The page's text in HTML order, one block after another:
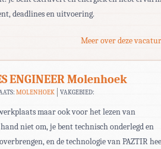
deadlines en uitvoering.
Meer over deze
ENGINEER Molenhoek
MOLENHOEK VAKGEBIED:
maar ook voor het lezen van
niet om, je bent technisch onderlegd en
en de technologie van PAZTIR